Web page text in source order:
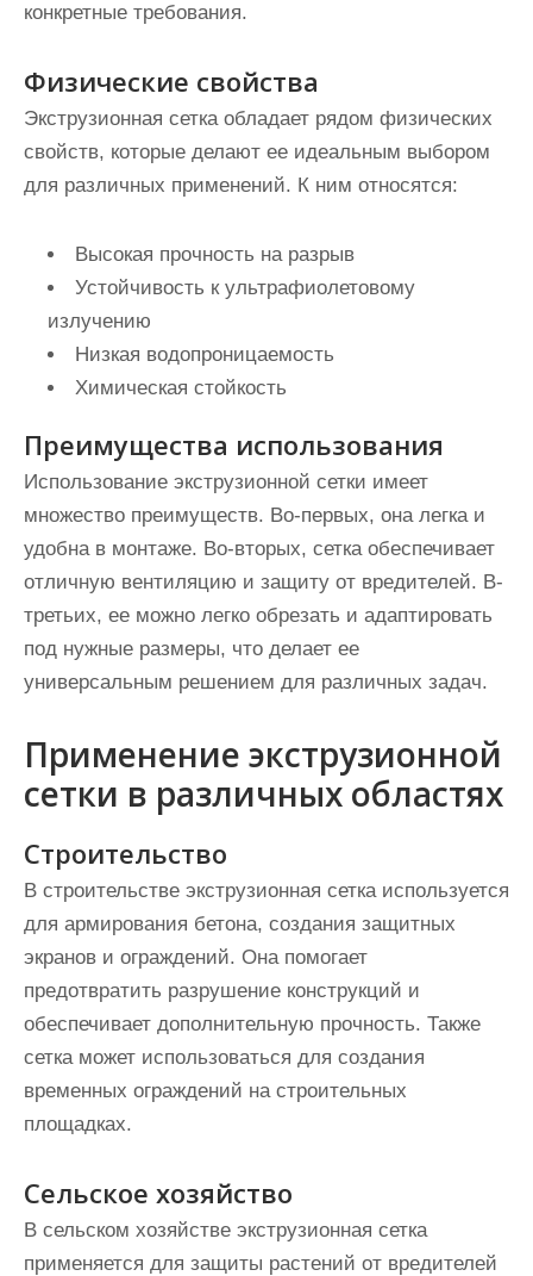
конкретные требования.
Физические свойства
Экструзионная сетка обладает рядом физических
свойств, которые делают ее идеальным выбором
для различных применений. К ним относятся:
Высокая прочность на разрыв
Устойчивость к ультрафиолетовому
излучению
Низкая водопроницаемость
Химическая стойкость
Преимущества использования
Использование экструзионной сетки имеет
множество преимуществ. Во-первых, она легка и
удобна в монтаже. Во-вторых, сетка обеспечивает
отличную вентиляцию и защиту от вредителей. В-
третьих, ее можно легко обрезать и адаптировать
под нужные размеры, что делает ее
универсальным решением для различных задач.
Применение экструзионной
сетки в различных областях
Строительство
В строительстве экструзионная сетка используется
для армирования бетона, создания защитных
экранов и ограждений. Она помогает
предотвратить разрушение конструкций и
обеспечивает дополнительную прочность. Также
сетка может использоваться для создания
временных ограждений на строительных
площадках.
Сельское хозяйство
В сельском хозяйстве экструзионная сетка
применяется для защиты растений от вредителей